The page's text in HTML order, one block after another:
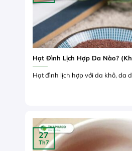
Hạt Đình Lịch Hợp Da Nào?
Hạt đình lịch hợp với da khô, da
27
Th7